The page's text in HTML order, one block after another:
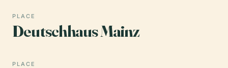
PLACE
Deutschhaus Mainz
PLACE